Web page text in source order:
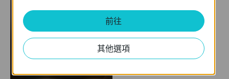
前往
其他選項